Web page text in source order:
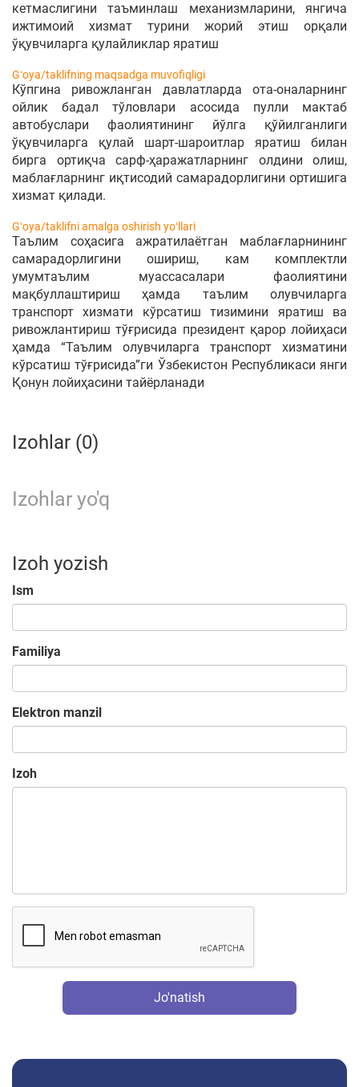
кетмаслигини таъминлаш механизмларини, янгича
ижтимоий хизмат турини жорий этиш орқали
ўқувчиларга қулайликлар яратиш
Gʻoya/taklifning maqsadga muvofiqligi
Кўпгина ривожланган давлатларда ота-оналарнинг
ойлик бадал тўловлари асосида пулли мактаб
автобуслари фаолиятининг йўлга қўйилганлиги
ўқувчиларга қулай шарт-шароитлар яратиш билан
бирга ортиқча сарф-ҳаражатларнинг олдини олиш,
маблағларнинг иқтисодий самарадорлигини ортишига
хизмат қилади.
Gʻoya/taklifni amalga oshirish yoʻllari
Таълим соҳасига ажратилаётган маблағларнининг
самарадорлигини ошириш, кам комплектли
умумтаълим муассасалари фаолиятини
мақбуллаштириш ҳамда таълим олувчиларга
транспорт хизмати кўрсатиш тизимини яратиш ва
ривожлантириш тўғрисида президент қарор лойиҳаси
ҳамда “Таълим олувчиларга транспорт хизматини
кўрсатиш тўғрисида”ги Ўзбекистон Республикаси янги
Қонун лойиҳасини тайёрланади
Izohlar (0)
Izohlar yo'q
Izoh yozish
Ism
Familiya
Elektron manzil
Izoh
Jo'natish